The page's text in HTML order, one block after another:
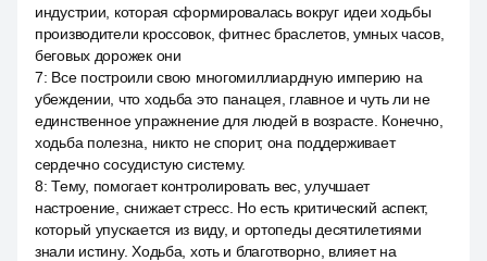
индустрии, которая сформировалась вокруг идеи ходьбы
производители кроссовок, фитнес браслетов, умных часов,
беговых дорожек они
7: Все построили свою многомиллиардную империю на
убеждении, что ходьба это панацея, главное и чуть ли не
единственное упражнение для людей в возрасте. Конечно,
ходьба полезна, никто не спорит, она поддерживает
сердечно сосудистую систему.
8:Тему, помогает контролировать вес, улучшает
настроение, снижает стресс. Но есть критический аспект,
который упускается из виду, и ортопеды десятилетиями
знали истину. Ходьба, хоть и благотворно, влияет на